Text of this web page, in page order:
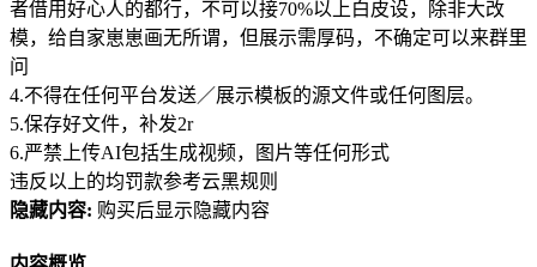
者借用好心人的都行，不可以接70%以上白皮设，除非大改
模，给自家崽崽画无所谓，但展示需厚码，不确定可以来群里
问
4.不得在任何平台发送／展示模板的源文件或任何图层。
5.保存好文件，补发2r
6.严禁上传AI包括生成视频，图片等任何形式
违反以上的均罚款参考云黑规则
隐藏内容: 购买后显示隐藏内容